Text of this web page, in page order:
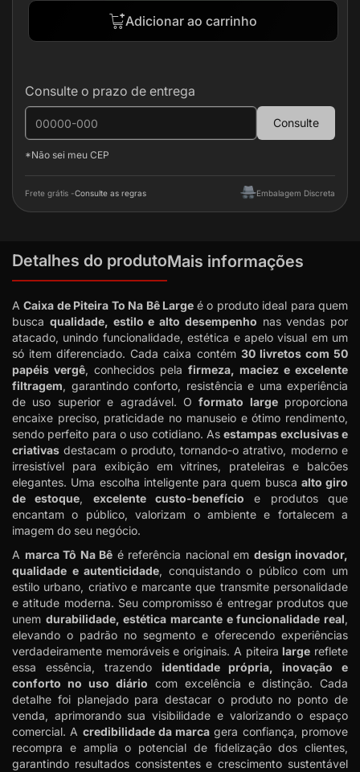
Adicionar ao carrinho
Consulte o prazo de entrega
Consulte
*Não sei meu CEP
Frete grátis -Consulte as regras Embalagem Discreta
Detalhes do produtoMais informações
ACaixa de Piteira To Na Bê Large é o produto ideal para quem
busca qualidade, estilo e alto desempenho nas vendas por
atacado, unindo funcionalidade, estética e apelo visual em um
só item diferenciado. Cada caixa contém 30 livretos com 50
papéis vergê, conhecidos pela firmeza, maciez e excelente
filtragem, garantindo conforto, resistência e uma experiência
de uso superior e agradável. Oformato largeproporciona
encaixe preciso, praticidade no manuseio e ótimo rendimento,
sendo perfeito para o uso cotidiano. Asestampas exclusivas e
criativas destacam o produto, tornando-o atrativo, moderno e
irresistível para exibição em vitrines, prateleiras e balcões
elegantes. Uma escolha inteligente para quem busca alto giro
de estoque, excelente custo-benefício e produtos que
encantam o público, valorizam o ambiente e fortalecem a
imagem do seu negócio.
A marca Tô Na Bê é referência nacional em design inovador,
qualidade e autenticidade, conquistando o público com um
estilo urbano, criativo e marcante que transmite personalidade
e atitude moderna. Seu compromisso é entregar produtos que
unem durabilidade, estética marcante e funcionalidade real,
elevando o padrão no segmento e oferecendo experiências
verdadeiramente memoráveis e originais. A piteira large reflete
essa essência, trazendo identidade própria, inovação e
conforto no uso diário com excelência e distinção. Cada
detalhe foi planejado para destacar o produto no ponto de
venda, aprimorando sua visibilidade e valorizando o espaço
comercial. A credibilidade da marca gera confiança, promove
recompra e amplia o potencial de fidelização dos clientes,
garantindo resultados consistentes e crescimento sustentável